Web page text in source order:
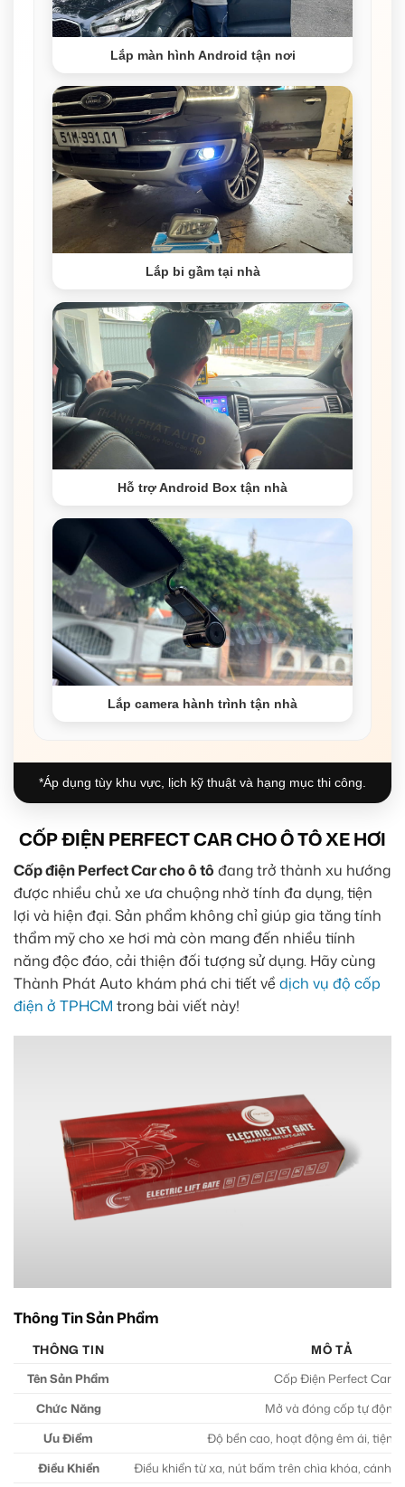
Lắp màn hình Android tận nơi
Lắp bi gầm tại nhà
Hỗ trợ Android Box tận nhà
Lắp camera hành trình tận nhà
*Áp dụng tùy khu vực, lịch kỹ thuật và hạng mục thi công.
CỐP ĐIỆN PERFECT CAR CHO Ô TÔ XE HƠI
Cốp điện Perfect Car cho ô tô đang trở thành xu hướng
được nhiều chủ xe ưa chuộng nhờ tính đa dụng, tiện
lợi và hiện đại. Sản phẩm không chỉ giúp gia tăng tính
thẩm mỹ cho xe hơi mà còn mang đến nhiều tiính
năng độc đáo, cải thiện đối tượng sử dụng. Hãy cùng
Thành Phát Auto khám phá chi tiết về dịch vụ độ cốp
điện ở TPHCM trong bài viết này!
Thông Tin Sản Phẩm
THÔNG TIN
MÔ TẢ
Tên Sản Phẩm
Cốp Điện Perfect Car
Chức Năng
Mở và đóng cốp tự động
Ưu Điểm
Độ bền cao, hoạt động êm ái, tiện
Điều Khiển
Điều khiển từ xa, nút bấm trên chìa khóa, cánh